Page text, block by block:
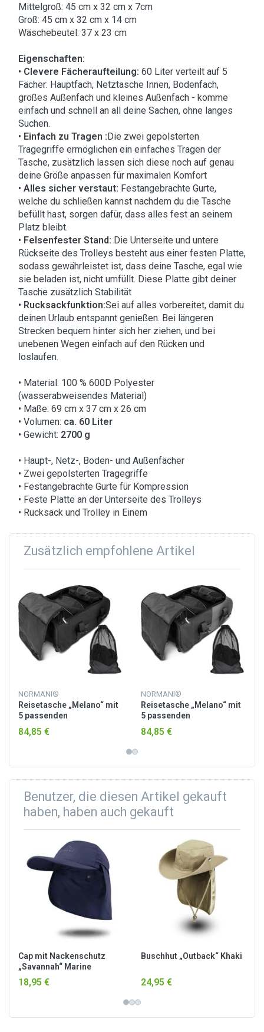
Mittelgroß: 45 cm x 32 cm x 7cm
Groß: 45 cm x 32 cm x 14 cm
Wäschebeutel: 37 x 23 cm
Eigenschaften:
• Clevere Fächeraufteilung: 60 Liter verteilt auf 5
Fächer: Hauptfach, Netztasche Innen, Bodenfach,
großes Außenfach und kleines Außenfach - komme
einfach und schnell an all deine Sachen, ohne langes
Suchen.
• Einfach zu Tragen :Die zwei gepolsterten
Tragegriffe ermöglichen ein einfaches Tragen der
Tasche, zusätzlich lassen sich diese noch auf genau
deine Größe anpassen für maximalen Komfort
• Alles sicher verstaut: Festangebrachte Gurte,
welche du schließen kannst nachdem du die Tasche
befüllt hast, sorgen dafür, dass alles fest an seinem
Platz bleibt.
• Felsenfester Stand: Die Unterseite und untere
Rückseite des Trolleys besteht aus einer festen Platte,
sodass gewährleistet ist, dass deine Tasche, egal wie
sie beladen ist, nicht umfüllt. Diese Platte gibt deiner
Tasche zusätzlich Stabilität
• Rucksackfunktion:Sei auf alles vorbereitet, damit du
deinen Urlaub entspannt genießen. Bei längeren
Strecken bequem hinter sich her ziehen, und bei
unebenen Wegen einfach auf den Rücken und
loslaufen.
• Material: 100 % 600D Polyester
(wasserabweisendes Material)
• Maße: 69 cm x 37 cm x 26 cm
• Volumen: ca. 60 Liter
• Gewicht: 2700 g
• Haupt-, Netz-, Boden- und Außenfächer
• Zwei gepolsterten Tragegriffe
• Festangebrachte Gurte für Kompression
• Feste Platte an der Unterseite des Trolleys
• Rucksack und Trolley in Einem
Zusätzlich empfohlene Artikel
NORMANI®
Reisetasche „Melano“ mit
5 passenden
Kleidertaschen Schwarz
84,85 €
NORMANI®
Reisetasche „Melano“ mit
5 passenden
Kleidertaschen
Schwarz/Grau
84,85 €
Benutzer, die diesen Artikel gekauft
haben, haben auch gekauft
Cap mit Nackenschutz
„Savannah“ Marine
18,95 €
Buschhut „Outback“ Khaki
24,95 €